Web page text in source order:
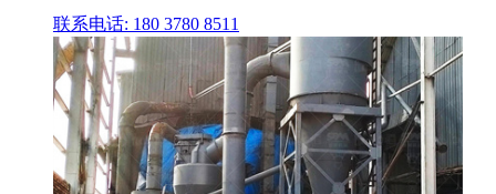
联系电话: 180 3780 8511